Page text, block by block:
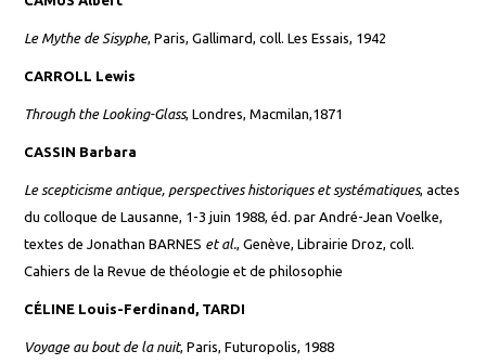
Le Mythe de Sisyphe, Paris, Gallimard, coll. Les Essais, 1942
CARROLL Lewis
Through the Looking-Glass, Londres, Macmilan,1871
CASSIN Barbara
Le scepticisme antique, perspectives historiques et systématiques, actes
du colloque de Lausanne, 1-3 juin 1988, éd. par André-Jean Voelke,
textes de Jonathan BARNES et al., Genève, Librairie Droz, coll.
Cahiers de la Revue de théologie et de philosophie
CÉLINE Louis-Ferdinand, TARDI
Voyage au bout de la nuit, Paris, Futuropolis, 1988